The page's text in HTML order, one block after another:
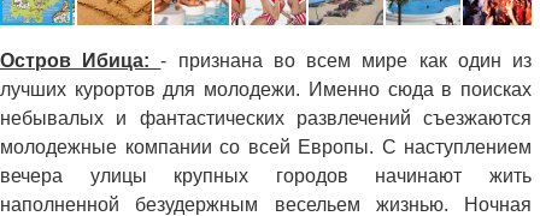
Остров Ибица:- признана во всем мире как один из
лучших курортов для молодежи. Именно сюда в поисках
небывалых и фантастических развлечений съезжаются
молодежные компании со всей Европы. С наступлением
вечера улицы крупных городов начинают жить
наполненной безудержным весельем жизнью. Ночная